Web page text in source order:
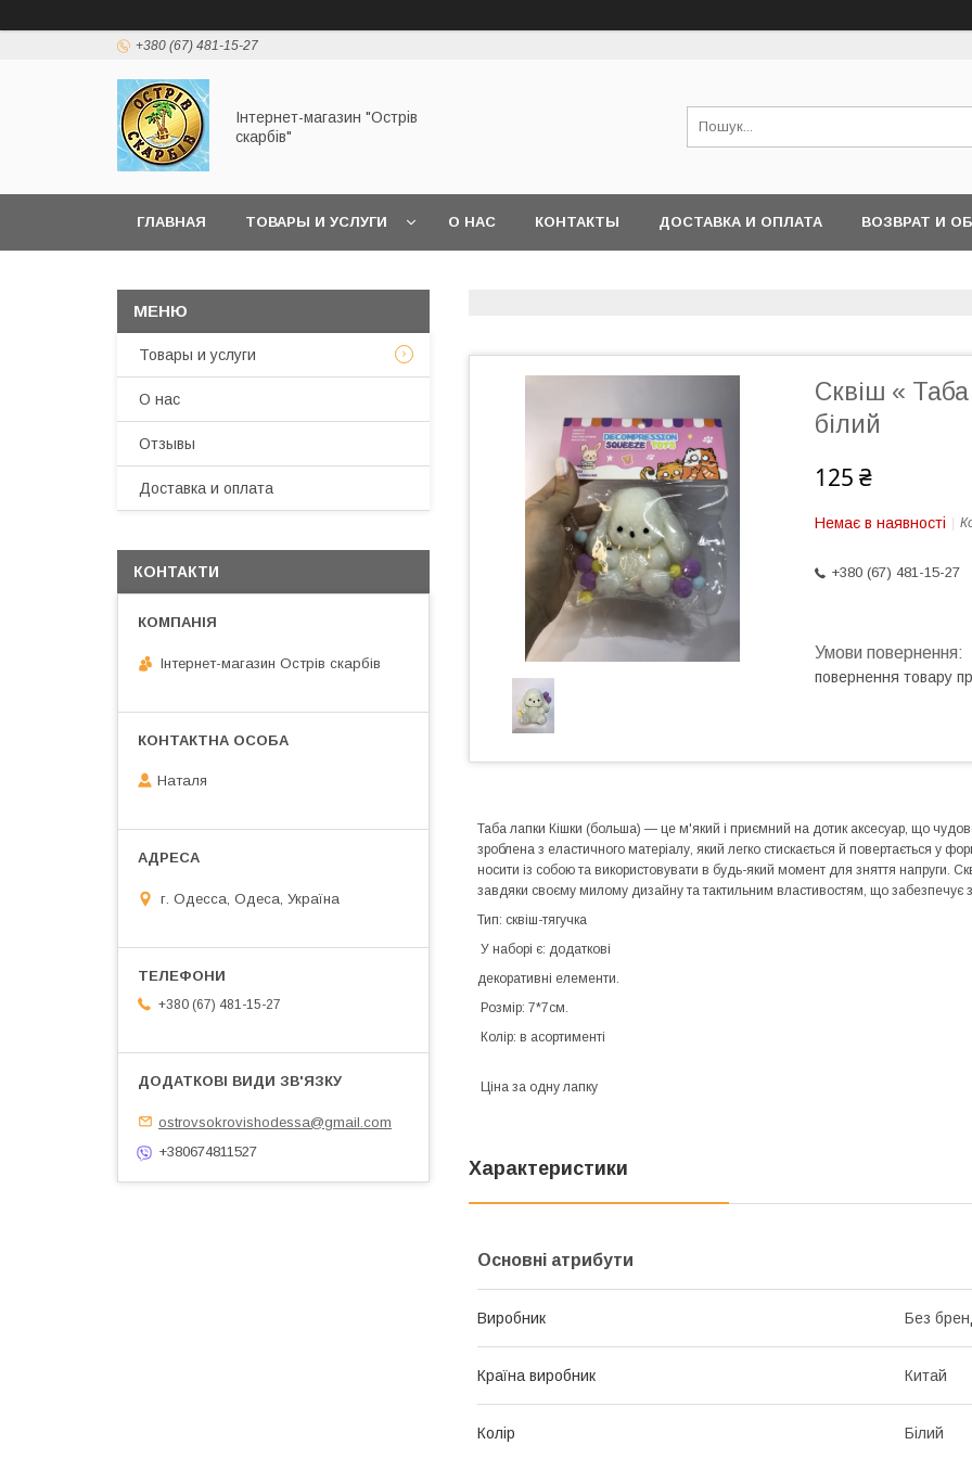
+380 (67) 481-15-27
Інтернет-магазин "Острів
скарбів"
ГЛАВНАЯ ТОВАРЫ И УСЛУГИ О НАС КОНТАКТЫ ДОСТАВКА И ОПЛАТА ВОЗВРАТ И
Сквіш «
білий
125 ₴
Немає в наявності
+380 (67) 481-15-27
повернення товару
Таба лапки Кішки (больша) — це м'який і приємний на дотик аксесуар, що
зроблена з еластичного матеріалу, який легко стискається й повертається у
носити із собою та використовувати в будь-який момент для зняття напруги.
завдяки своєму милому дизайну та тактильним властивостям, що забезпечує
Тип: сквіш-тягучка
У наборі є: додаткові
декоративні елементи.
Розмір: 7*7см.
Колір: в асортименті
Ціна за одну лапку
Характеристики
Основні атрибути
Виробник Без
Країна виробник Китай
Колір Білий
Товары и услуги
О нас
Отзывы
Доставка и оплата
КОНТАКТИ
Інтернет-магазин Острів скарбів
Наталя
г. Одесса, Одеса, Україна
+380 (67) 481-15-27
ostrovsokrovishodessa@gmail.com
+380674811527